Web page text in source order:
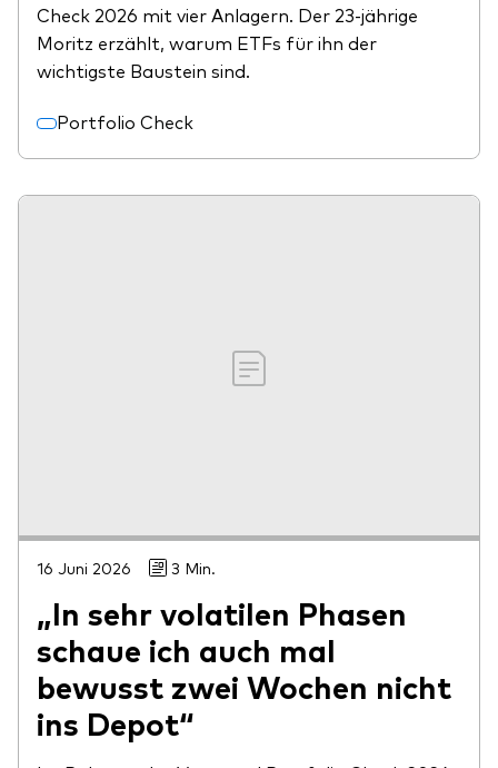
Check 2026 mit vier Anlagern. Der 23-jährige
Moritz erzählt, warum ETFs für ihn der
wichtigste Baustein sind.
Portfolio Check
16 Juni 2026 3 Min.
„In sehr volatilen Phasen
schaue ich auch mal
bewusst zwei Wochen nicht
ins Depot“